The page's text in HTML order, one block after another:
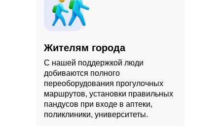
С нашей поддержкой люди
добиваются полного
переоборудования прогулочных
маршрутов, установки правильных
пандусов при входе в аптеки,
поликлиники, университеты.
Жителям города